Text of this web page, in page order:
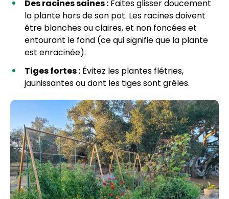
Des racines saines : Faites glisser doucement
la plante hors de son pot. Les racines doivent
être blanches ou claires, et non foncées et
entourant le fond (ce qui signifie que la plante
est enracinée).
Tiges fortes : Évitez les plantes flétries,
jaunissantes ou dont les tiges sont grêles.